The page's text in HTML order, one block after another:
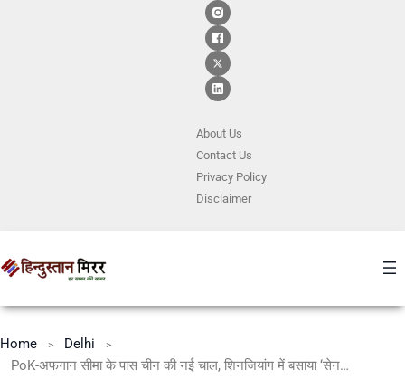
About Us
ContactUs
Privacy Policy
Disclaimer
Home
Delhi
PoK-अफगान सीमा के पास चीन की नई चाल, शिनजियांग में बसाया ‘सेनलिंग’ काउंटी